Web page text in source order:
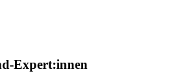
Expert:innen